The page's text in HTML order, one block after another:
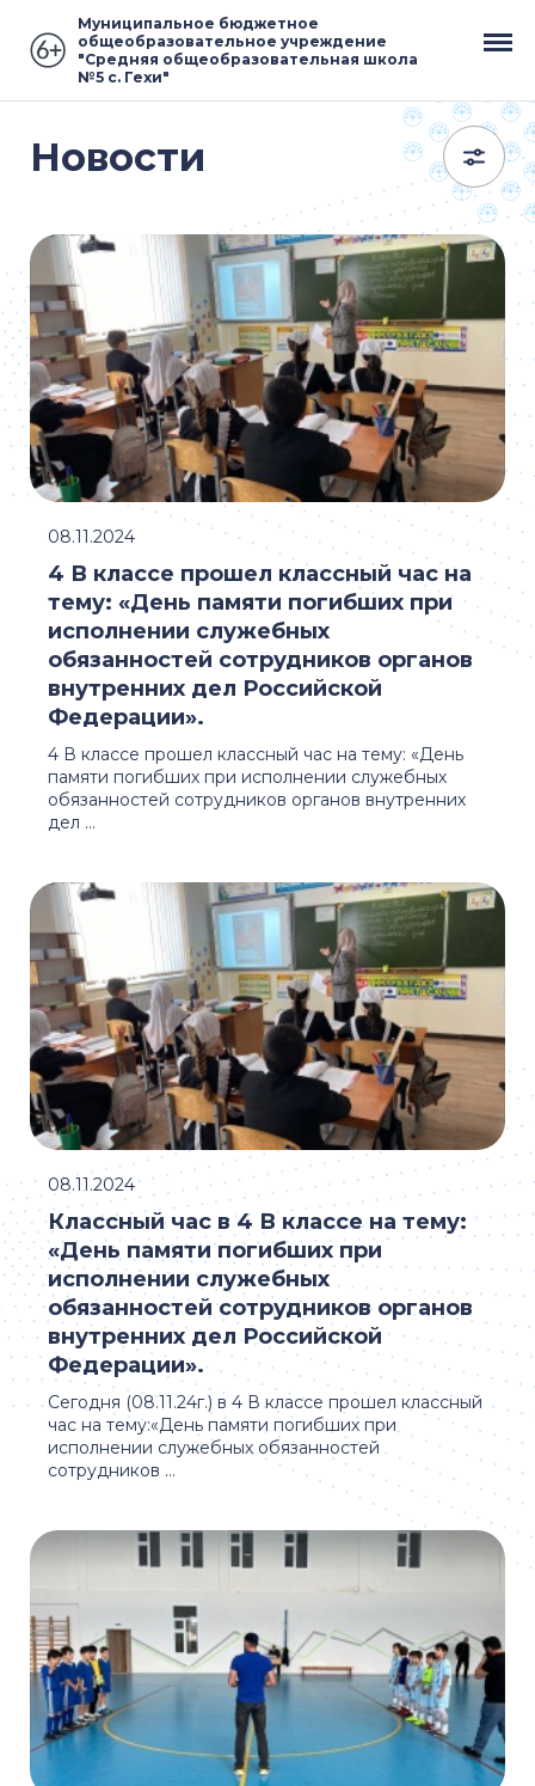
Муниципальное бюджетное
общеобразовательное учреждение
"Средняя общеобразовательная школа
№5 с. Гехи"
Новости
4 В классе прошел классный час на тему: «День
памяти погибших при исполнении служебных
обязанностей сотрудников органов внутренних
дел ...
4 В классе прошел классный час на
тему: «День памяти погибших при
исполнении служебных
обязанностей сотрудников органов
внутренних дел Российской
Федерации».
08.11.2024
Сегодня (08.11.24г.) в 4 В классе прошел классный
час на тему:«День памяти погибших при
исполнении служебных обязанностей
сотрудников ...
Классный час в 4 В классе на тему:
«День памяти погибших при
исполнении служебных
обязанностей сотрудников органов
внутренних дел Российской
Федерации».
08.11.2024